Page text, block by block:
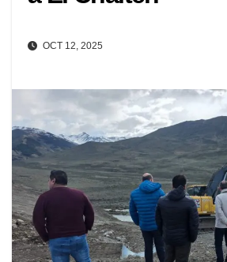
OCT 12, 2025